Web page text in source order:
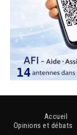
Accueil
Opinions et débats